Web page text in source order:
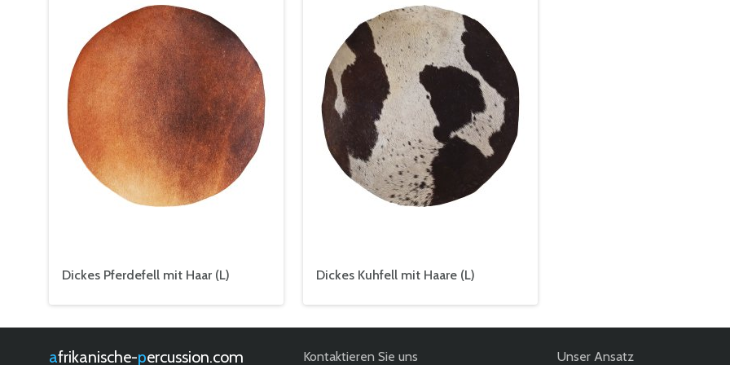
Dickes Pferdefell mit Haar (L) Dickes Kuhfell mit Haare (L)
afrikanische- percussion.com Kontaktieren Sie uns Unser Ansatz